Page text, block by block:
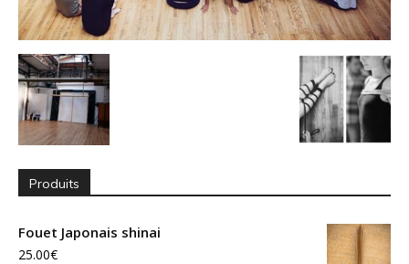
Produits
Fouet Japonais shinai
25.00€